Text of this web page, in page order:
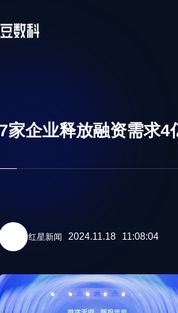
7家企业释放融资需求4
红星新闻 2024.11.18 11:08:04